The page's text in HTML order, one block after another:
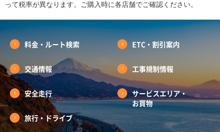
って税率が異なります。ご購入時に各店舗でご確認ください。
料金・ルート検索 ETC・割引案内
交通情報 工事規制情報
安全走行
サービスエリア・
お買物
旅行・ドライブ